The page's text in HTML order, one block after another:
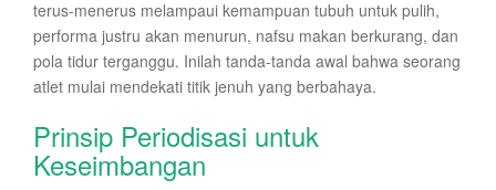
terus-menerus melampaui kemampuan tubuh untuk pulih,
performa justru akan menurun, nafsu makan berkurang, dan
pola tidur terganggu. Inilah tanda-tanda awal bahwa seorang
atlet mulai mendekati titik jenuh yang berbahaya.
Prinsip Periodisasi untuk
Keseimbangan